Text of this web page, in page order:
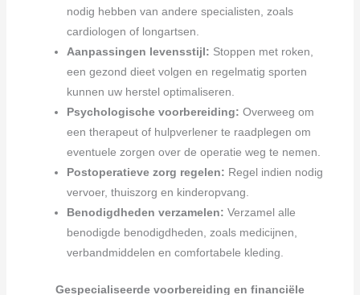
nodig hebben van andere specialisten, zoals
cardiologen of longartsen.
Aanpassingen levensstijl: Stoppen met roken,
een gezond dieet volgen en regelmatig sporten
kunnen uw herstel optimaliseren.
Psychologische voorbereiding: Overweeg om
een therapeut of hulpverlener te raadplegen om
eventuele zorgen over de operatie weg te nemen.
Postoperatieve zorg regelen: Regel indien nodig
vervoer, thuiszorg en kinderopvang.
Benodigdheden verzamelen: Verzamel alle
benodigde benodigdheden, zoals medicijnen,
verbandmiddelen en comfortabele kleding.
Gespecialiseerde voorbereiding en financiële